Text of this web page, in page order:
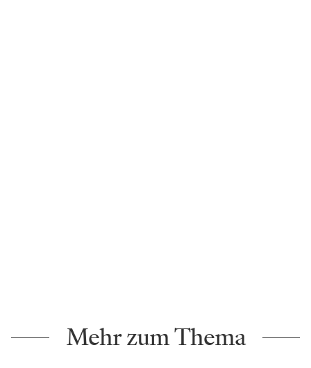
Mehr zum Thema